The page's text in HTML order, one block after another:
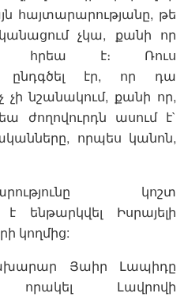
հայտարարությանը, թե
չկա, քանի որ
հրեա է։ Ռուս
ընդգծել էր, որ դա
նշանակում, քանի որ,
ժողովուրդն ասում է`
որպես կանոն,
կոշտ
է ենթարկվել Իսրայելի
կողմից:
Յաիր Լապիդը
որակել Լավրովի